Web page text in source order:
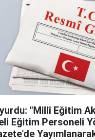
"Millî Eğitim
Eğitim Personeli